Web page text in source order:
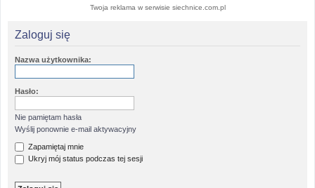
Twoja reklama w serwisie siechnice.com.pl
Zaloguj się
Nazwa użytkownika:
Hasło:
Nie pamiętam hasła
Wyślij ponownie e-mail aktywacyjny
Zapamiętaj mnie
Ukryj mój status podczas tej sesji